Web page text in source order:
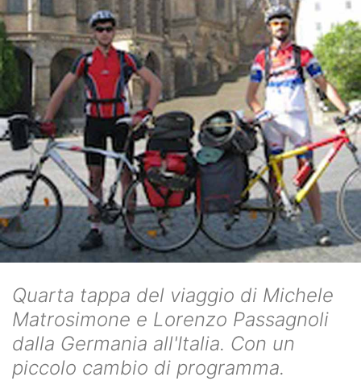
Quarta tappa del viaggio di Michele
Matrosimone e Lorenzo Passagnoli
dalla Germania all'Italia. Con un
piccolo cambio di programma.